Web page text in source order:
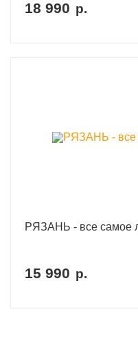
18 990 р.
РЯЗАНЬ - все самое
15 990 р.